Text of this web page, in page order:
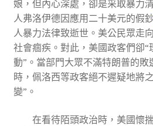
娘，但內心深處，卻是采取暴力
人弗洛伊德因應用二十美元的假
人暴力法律致逝世。美公民眾走
社會痼疾。對此，美國政客們卻“
動”。當部門大眾不滿特朗普的
時，佩洛西等政客絕不遲疑地將
變”。
在看待陌頭政治時，美國懷